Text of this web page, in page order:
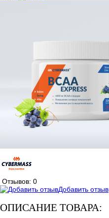
Отзывов: 0
Добавить отзыв
ОПИСАНИЕ ТОВАРА: